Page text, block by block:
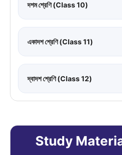
দশম শ্রেণি (Class 10)
একাদশ শ্রেণি (Class 11)
দ্বাদশ শ্রেণি (Class 12)
Study